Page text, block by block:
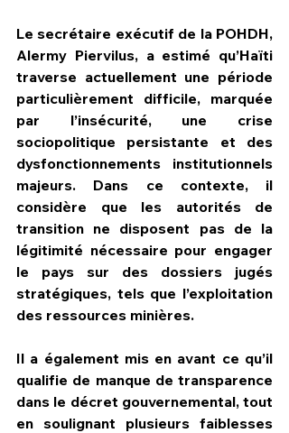
Le secrétaire exécutif de la POHDH,
Alermy Piervilus, a estimé qu’Haïti
traverse actuellement une période
particulièrement difficile, marquée
par l’insécurité, une crise
sociopolitique persistante et des
dysfonctionnements institutionnels
majeurs. Dans ce contexte, il
considère que les autorités de
transition ne disposent pas de la
légitimité nécessaire pour engager
le pays sur des dossiers jugés
stratégiques, tels que l’exploitation
des ressources minières.
Il a également mis en avant ce qu’il
qualifie de manque de transparence
dans le décret gouvernemental, tout
en soulignant plusieurs faiblesses